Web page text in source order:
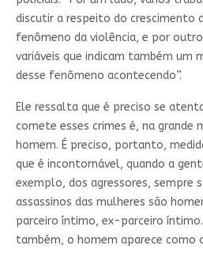
discutir a respeito do crescimento
fenômeno da violência, e por
variáveis que indicam também um
desse fenômeno acontecendo”.
Ele ressalta que é preciso se
comete esses crimes é, na grande
homem. É preciso, portanto,
que é incontornável, quando a
exemplo, dos agressores, sempre
assassinos das mulheres são
parceiro íntimo, ex-parceiro
também, o homem aparece como